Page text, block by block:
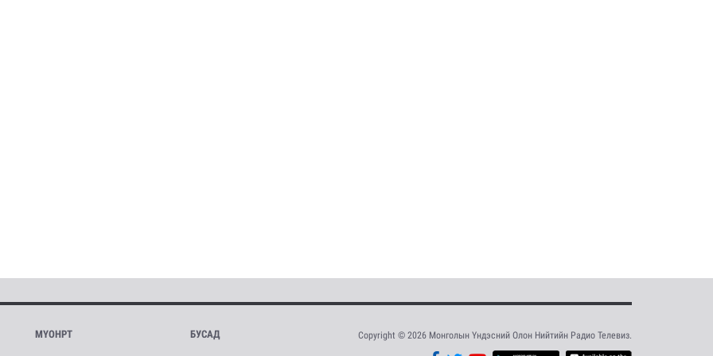
МҮОНРТ БУСАД Copyright © 2026 Монголын Үндэсний Олон Нийтийн Радио Телевиз.